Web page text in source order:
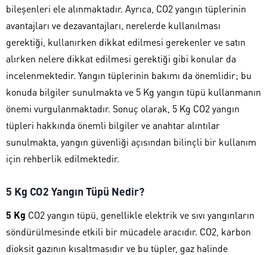
bileşenleri ele alınmaktadır. Ayrıca, CO2 yangın tüplerinin
avantajları ve dezavantajları, nerelerde kullanılması
gerektiği, kullanırken dikkat edilmesi gerekenler ve satın
alırken nelere dikkat edilmesi gerektiği gibi konular da
incelenmektedir. Yangın tüplerinin bakımı da önemlidir; bu
konuda bilgiler sunulmakta ve 5 Kg yangın tüpü kullanmanın
önemi vurgulanmaktadır. Sonuç olarak, 5 Kg CO2 yangın
tüpleri hakkında önemli bilgiler ve anahtar alıntılar
sunulmakta, yangın güvenliği açısından bilinçli bir kullanım
için rehberlik edilmektedir.
5 Kg CO2 Yangın Tüpü Nedir?
5 Kg CO2 yangın tüpü, genellikle elektrik ve sıvı yangınların
söndürülmesinde etkili bir mücadele aracıdır. CO2, karbon
dioksit gazının kısaltmasıdır ve bu tüpler, gaz halinde